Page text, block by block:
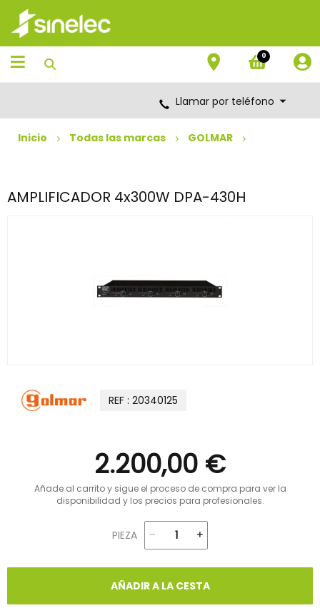
Saltar
contenido
Saltar
menú
de
navegación
0
Llamar por teléfono
Inicio Todas las marcas GOLMAR
AMPLIFICADOR 4x300W DPA-430H
REF : 20340125
2.200,00 €
Añade al carrito y sigue el proceso de compra para ver la
disponibilidad y los precios para profesionales.
PIEZA
AÑADIR A LA CESTA